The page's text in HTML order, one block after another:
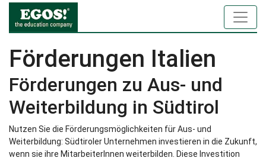
Förderungen Italien
Förderungen zu Aus- und
Weiterbildung in Südtirol
Nutzen Sie die Förderungsmöglichkeiten für Aus- und
Weiterbildung: Südtiroler Unternehmen investieren in die Zukunft,
wenn sie ihre MitarbeiterInnen weiterbilden. Diese Investition